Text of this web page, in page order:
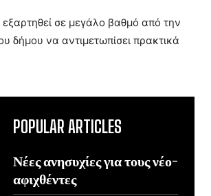
εξαρτηθεί σε μεγάλο βαθμό από την
δήμου να αντιμετωπίσει πρακτικά
POPULAR ARTICLES
Νέες ανησυχίες για τους νέο-
αφιχθέντες